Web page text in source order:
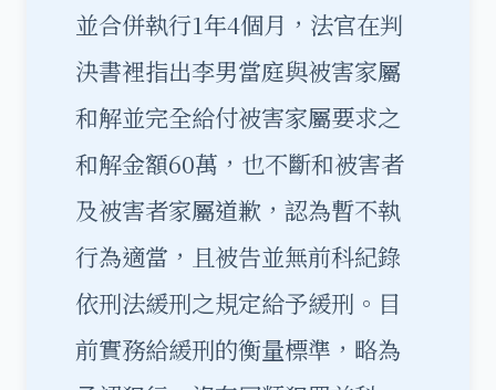
並合併執行1年4個月，法官在判
決書裡指出李男當庭與被害家屬
和解並完全給付被害家屬要求之
和解金額60萬，也不斷和被害者
及被害者家屬道歉，認為暫不執
行為適當，且被告並無前科紀錄
依刑法緩刑之規定給予緩刑。目
前實務給緩刑的衡量標準，略為